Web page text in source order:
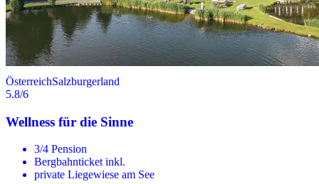
ÖsterreichSalzburgerland
5.8/6
Wellness für die Sinne
3/4 Pension
Bergbahnticket inkl.
private Liegewiese am See